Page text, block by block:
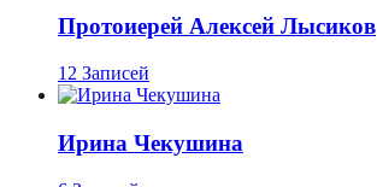
Протоиерей Алексей Лысиков
12 Записей
Ирина Чекушина